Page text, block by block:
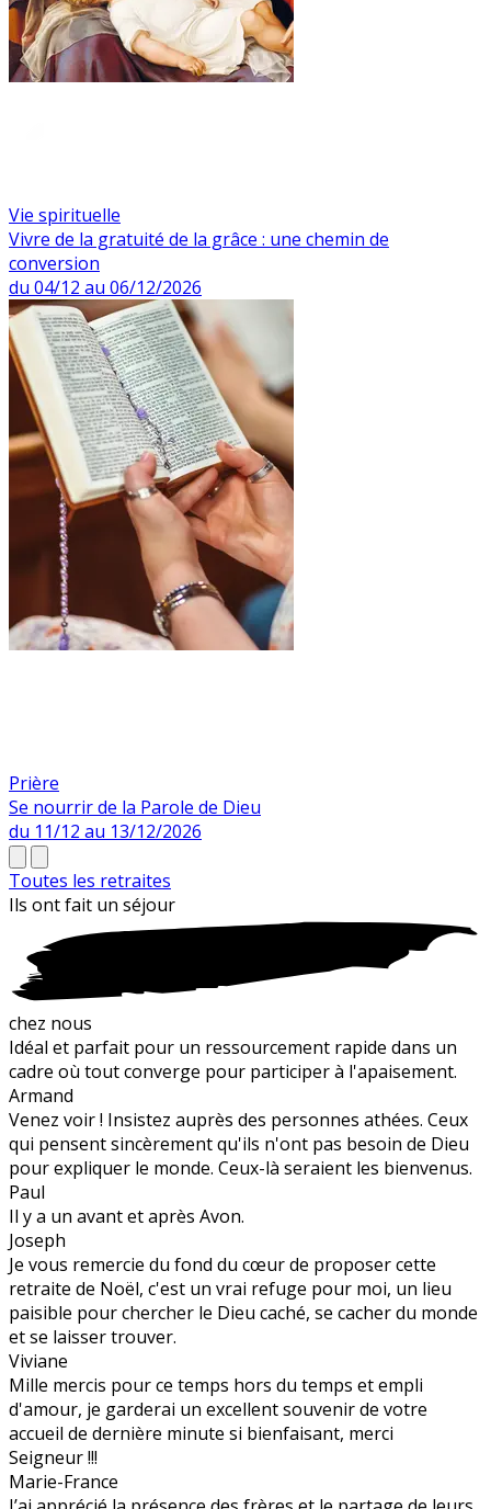
Vie spirituelle
Vivre de la gratuité de la grâce : une chemin de
conversion
du 04/12 au 06/12/2026
Prière
Se nourrir de la Parole de Dieu
du 11/12 au 13/12/2026
Toutes les retraites
Ils ont fait un séjour
chez nous
Idéal et parfait pour un ressourcement rapide dans un
cadre où tout converge pour participer à l'apaisement.
Armand
Venez voir ! Insistez auprès des personnes athées. Ceux
qui pensent sincèrement qu'ils n'ont pas besoin de Dieu
pour expliquer le monde. Ceux-là seraient les bienvenus.
Paul
Il y a un avant et après Avon.
Joseph
Je vous remercie du fond du cœur de proposer cette
retraite de Noël, c'est un vrai refuge pour moi, un lieu
paisible pour chercher le Dieu caché, se cacher du monde
et se laisser trouver.
Viviane
Mille mercis pour ce temps hors du temps et empli
d'amour, je garderai un excellent souvenir de votre
accueil de dernière minute si bienfaisant, merci
Seigneur !!!
Marie-France